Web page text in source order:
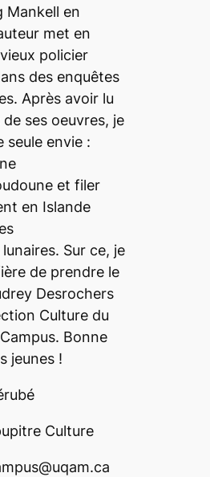
Mankell en
met en
policier
des enquêtes
Après avoir lu
de ses oeuvres, je
seule envie :
et filer
en Islande
Sur ce, je
de prendre le
Desrochers
Culture du
Bonne
jeunes !
Culture